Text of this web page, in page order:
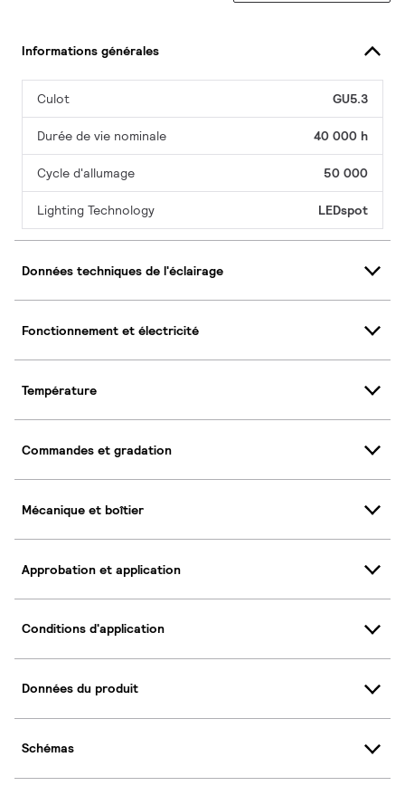
Informations générales
Culot GU5.3
Durée de vie nominale 40 000 h
Cycle d'allumage 50 000
Lighting Technology LEDspot
Données techniques de l'éclairage
Fonctionnement et électricité
Température
Commandes et gradation
Mécanique et boîtier
Approbation et application
Conditions d'application
Données du produit
Schémas